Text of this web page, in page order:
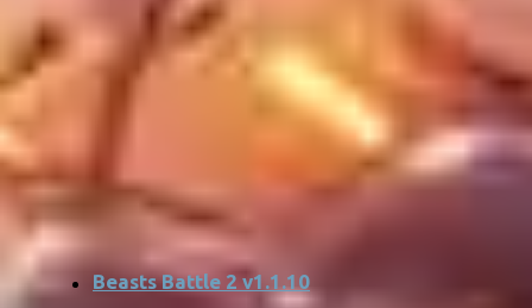
Beasts Battle 2 v1.1.10